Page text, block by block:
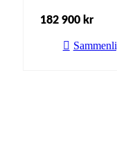
182 900 kr